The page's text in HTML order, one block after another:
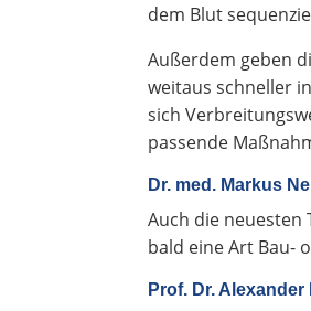
dem Blut
Außerdem geben
weitaus schneller
sich
passende
Dr. med. Markus
Auch die neuesten
bald eine Art Bau-
Prof. Dr. Alexander